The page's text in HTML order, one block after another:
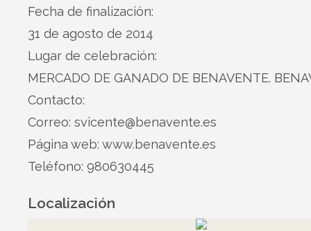
Fecha de finalización:
31 de agosto de 2014
Lugar de celebración:
MERCADO DE GANADO DE BENAVENTE.
Contacto:
Correo: svicente@benavente.es
Página web: www.benavente.es
Teléfono: 980630445
Localización